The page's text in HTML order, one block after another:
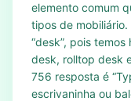
elemento comum
tipos de
“desk”, pois
desk, rolltop desk
756 resposta é
escrivaninha ou